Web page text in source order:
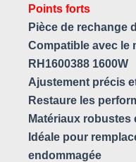
Points forts
Pièce de rechange
Compatible avec le
RH1600388 1600W
Ajustement précis
Restaure les
Matériaux robustes
Idéale pour
endommagée